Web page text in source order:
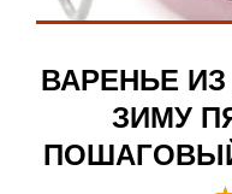
ВАРЕНЬЕ
ЗИМУ